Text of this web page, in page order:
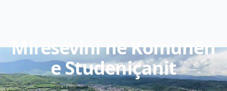
Mirësevini në Komunën
e Studeniçanit